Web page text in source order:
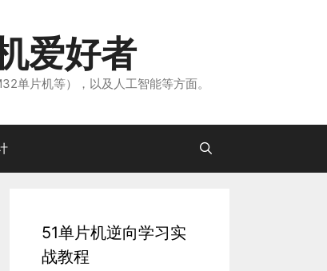
爱好者
单片机等），以及人工智能等方面。
51单片机逆向学习实
战教程